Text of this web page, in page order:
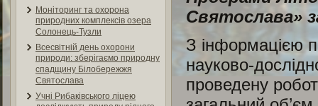
Моніторинг та охорона
природних комплексів озера
Солонець-Тузли
Всесвітній день охорони
природи: зберігаємо природну
спадщину Білобережжя
Святослава
Учні Рибаківського ліцею
Святослава»
З інформацією
науково-
проведену